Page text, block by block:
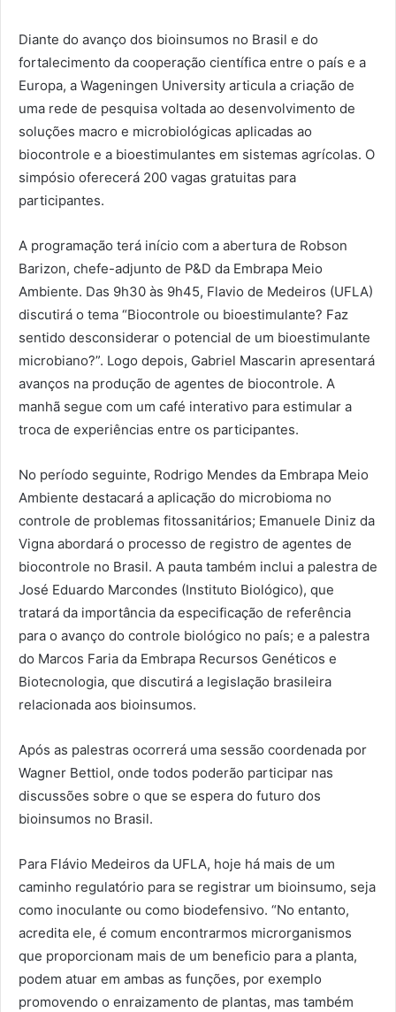
Diante do avanço dos bioinsumos no Brasil e do
fortalecimento da cooperação científica entre o país e a
Europa, a Wageningen University articula a criação de
uma rede de pesquisa voltada ao desenvolvimento de
soluções macro e microbiológicas aplicadas ao
biocontrole e a bioestimulantes em sistemas agrícolas. O
simpósio oferecerá 200 vagas gratuitas para
participantes.
A programação terá início com a abertura de Robson
Barizon, chefe-adjunto de P&D da Embrapa Meio
Ambiente. Das 9h30 às 9h45, Flavio de Medeiros (UFLA)
discutirá o tema “Biocontrole ou bioestimulante? Faz
sentido desconsiderar o potencial de um bioestimulante
microbiano?”. Logo depois, Gabriel Mascarin apresentará
avanços na produção de agentes de biocontrole. A
manhã segue com um café interativo para estimular a
troca de experiências entre os participantes.
No período seguinte, Rodrigo Mendes da Embrapa Meio
Ambiente destacará a aplicação do microbioma no
controle de problemas fitossanitários; Emanuele Diniz da
Vigna abordará o processo de registro de agentes de
biocontrole no Brasil. A pauta também inclui a palestra de
José Eduardo Marcondes (Instituto Biológico), que
tratará da importância da especificação de referência
para o avanço do controle biológico no país; e a palestra
do Marcos Faria da Embrapa Recursos Genéticos e
Biotecnologia, que discutirá a legislação brasileira
relacionada aos bioinsumos.
Após as palestras ocorrerá uma sessão coordenada por
Wagner Bettiol, onde todos poderão participar nas
discussões sobre o que se espera do futuro dos
bioinsumos no Brasil.
Para Flávio Medeiros da UFLA, hoje há mais de um
caminho regulatório para se registrar um bioinsumo, seja
como inoculante ou como biodefensivo. “No entanto,
acredita ele, é comum encontrarmos microrganismos
que proporcionam mais de um beneficio para a planta,
podem atuar em ambas as funções, por exemplo
promovendo o enraizamento de plantas, mas também